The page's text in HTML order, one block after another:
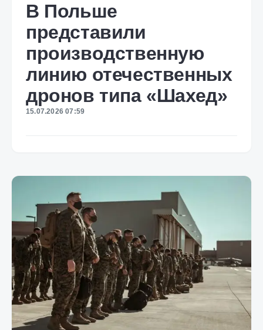
В Польше
представили
производственную
линию отечественных
дронов типа «Шахед»
15.07.2026 07:59